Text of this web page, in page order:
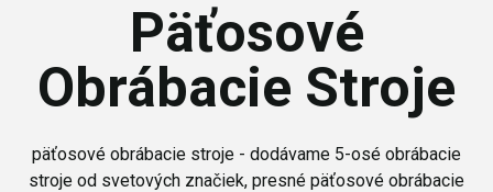
Päťosové
Obrábacie Stroje
päťosové obrábacie stroje - dodávame 5-osé obrábacie
stroje od svetových značiek, presné päťosové obrábacie